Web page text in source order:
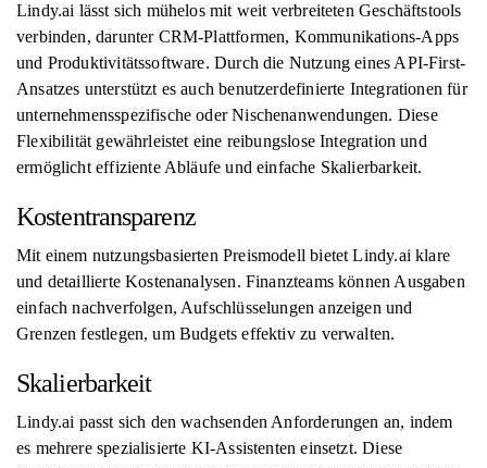
Lindy.ai lässt sich mühelos mit weit verbreiteten Geschäftstools
verbinden, darunter CRM-Plattformen, Kommunikations-Apps
und Produktivitätssoftware. Durch die Nutzung eines API-First-
Ansatzes unterstützt es auch benutzerdefinierte Integrationen für
unternehmensspezifische oder Nischenanwendungen. Diese
Flexibilität gewährleistet eine reibungslose Integration und
ermöglicht effiziente Abläufe und einfache Skalierbarkeit.
Kostentransparenz
Mit einem nutzungsbasierten Preismodell bietet Lindy.ai klare
und detaillierte Kostenanalysen. Finanzteams können Ausgaben
einfach nachverfolgen, Aufschlüsselungen anzeigen und
Grenzen festlegen, um Budgets effektiv zu verwalten.
Skalierbarkeit
Lindy.ai passt sich den wachsenden Anforderungen an, indem
es mehrere spezialisierte KI-Assistenten einsetzt. Diese